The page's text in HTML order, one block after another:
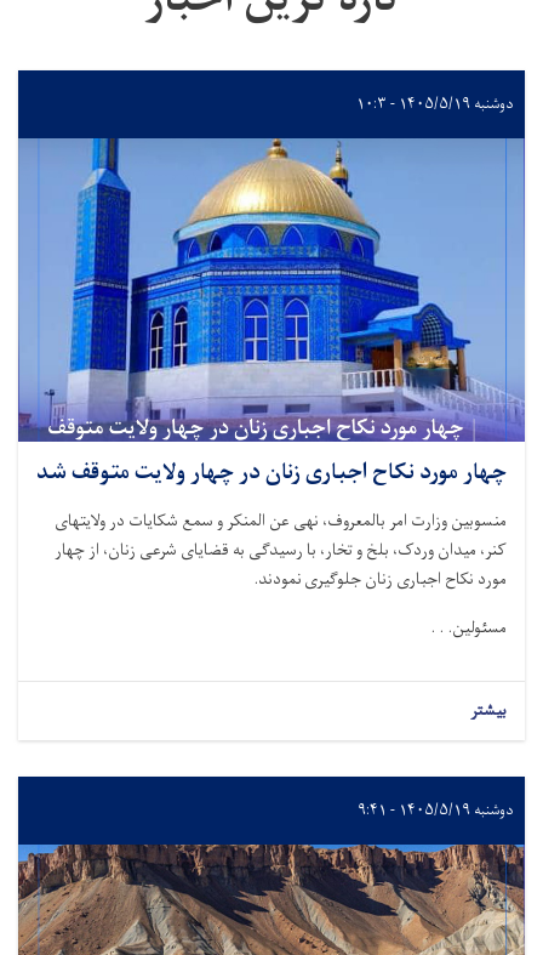
دوشنبه ۱۴۰۵/۵/۱۹ - ۱۰:۳
چهار مورد نکاح اجباری زنان در چهار ولایت متوقف شد
منسوبین وزارت امر بالمعروف، نهی عن المنکر و سمع شکایات در ولایتهای
کنر، میدان وردک، بلخ و تخار، با رسیدگی به قضایای شرعی زنان، از چهار
مورد نکاح اجباری زنان جلوگیری نمودند.
مسئولین. . .
بیشتر
دوشنبه ۱۴۰۵/۵/۱۹ - ۹:۴۱